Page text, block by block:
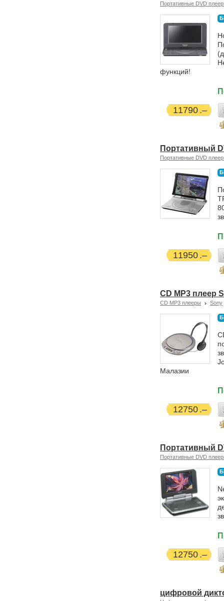
Портативные DVD
функций!
11790
Портативный
Портативные DVD
11950
CD MP3 плеер
CD MP3 плееры Sony
Малазии
12750
Портативный
Портативные DVD
12750
цифровой